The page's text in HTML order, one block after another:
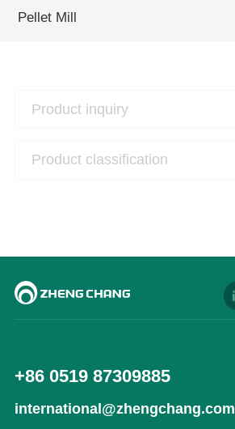
Pellet Mill
+86 0519 87309885
international@zhengchang.com